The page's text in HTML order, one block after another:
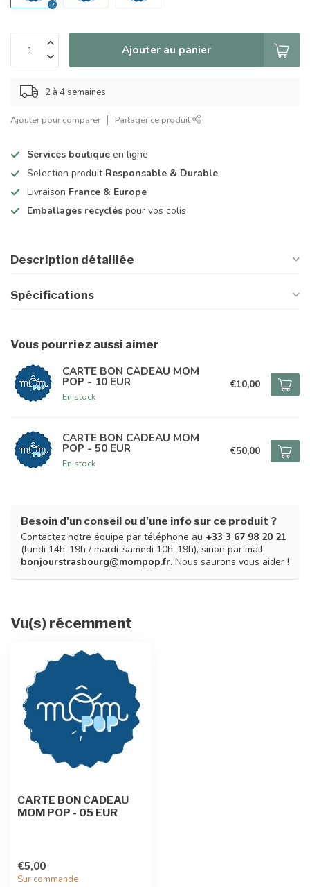
Ajouter au panier
2 à 4 semaines
Ajouter pour comparer Partager ce produit
Services boutique en ligne
Selection produit Responsable & Durable
Livraison France & Europe
Emballages recyclés pour vos colis
Description détaillée
Spécifications
Vous pourriez aussi aimer
CARTE BON CADEAU MOM
POP - 10 EUR
En stock
€10,00
CARTE BON CADEAU MOM
POP - 50 EUR
En stock
€50,00
Besoin d'un conseil ou d'une info sur ce produit ?
Contactez notre équipe par téléphone au +33 3 67 98 20 21
(lundi 14h-19h / mardi-samedi 10h-19h), sinon par mail
bonjourstrasbourg@mompop.fr. Nous saurons vous aider !
Vu(s) récemment
CARTE BON CADEAU
MOM POP - 05 EUR
€5,00
Sur commande